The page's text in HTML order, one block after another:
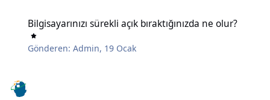
Bilgisayarınızı sürekli açık bıraktığınızda ne olur?
Gönderen:Admin, 19 Ocak